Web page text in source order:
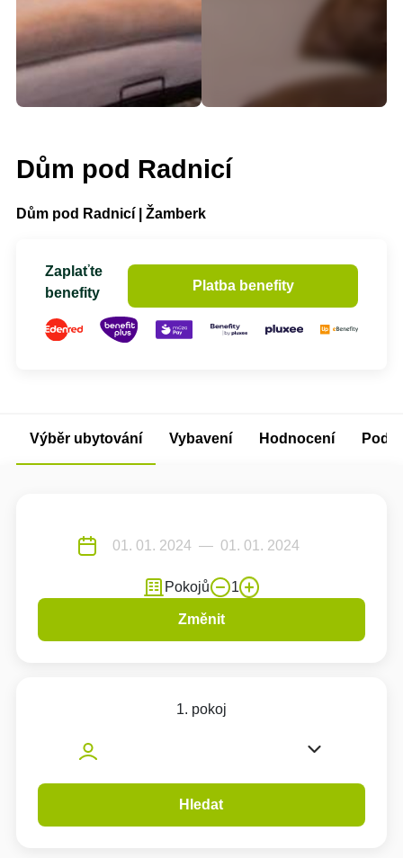
Dům pod Radnicí
Dům pod Radnicí | Žamberk
Zaplaťte
benefity
Platba benefity
Výběr ubytování Vybavení Hodnocení
Pokojů 1
Změnit
1. pokoj
Hledat